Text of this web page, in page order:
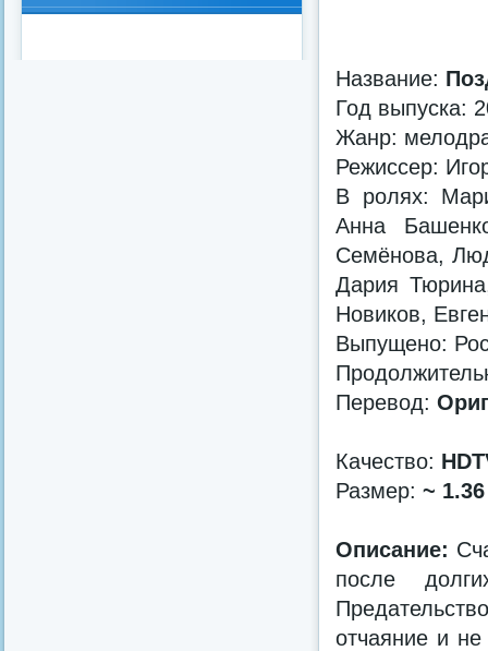
Название:
Год выпуска:
Жанр:
Режиссер:
В ролях:
Анна
Семёнова,
Дария
Новиков,
Выпущено:
Перевод:
Качество:
Размер: ~
Описание:
после
отчаяние и